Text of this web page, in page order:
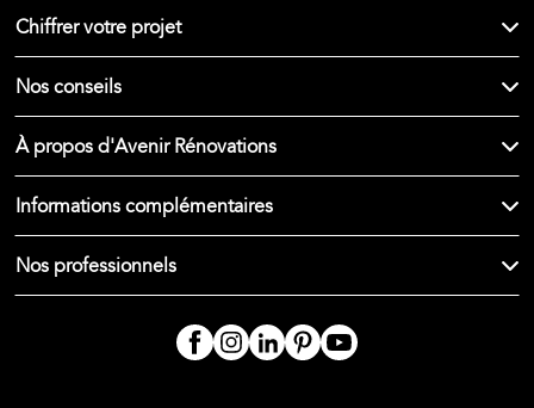
Chiffrer votre projet
Nos conseils
À propos d'Avenir Rénovations
Informations complémentaires
Nos professionnels